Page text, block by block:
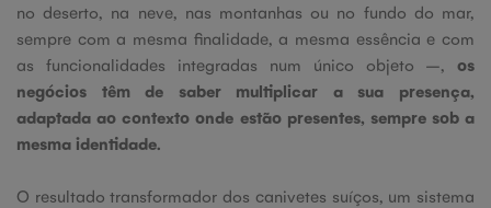
no deserto, na neve, nas montanhas ou no fundo do mar,
sempre com a mesma finalidade, a mesma essência e com
as funcionalidades integradas num único objeto –, os
negócios têm de saber multiplicar a sua presença,
adaptada ao contexto onde estão presentes, sempre sob a
mesma identidade.
O resultado transformador dos canivetes suíços, um sistema